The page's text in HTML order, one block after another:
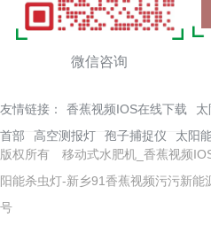
微信咨询
友情链接： 香蕉视频IOS在线下载
首部
高空测报灯 孢子捕捉仪
太阳
版权所有 移动式水肥机_香蕉视频
阳能杀虫灯-新乡91香蕉视频污污新
号